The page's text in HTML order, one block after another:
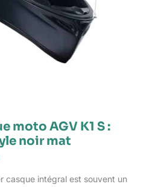
moto AGV K1 S :
noir mat
casque intégral est souvent un